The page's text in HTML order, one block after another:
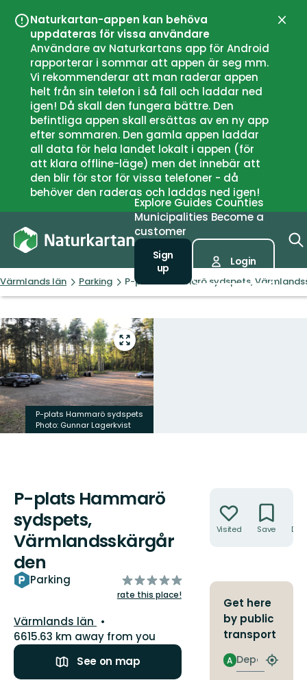
Naturkartan-appen kan behöva
uppdateras för vissa användare
Användare av Naturkartans app för Android
rapporterar i sommar att appen är seg mm.
Vi rekommenderar att man raderar appen
helt från sin telefon i så fall och laddar ned
igen! Då skall den fungera bättre. Den
befintliga appen skall ersättas av en ny app
efter sommaren. Den gamla appen laddar
all data för hela landet lokalt i appen (för
att klara offline-läge) men det innebär att
den blir för stor för vissa telefoner - då
behöver den raderas och laddas ned igen!
Close
Explore Guides Counties
Municipalities Become a
customer
Sign
up
Login
Värmlands län Parking P-plats Hammarö sydspets,
Enter
fullscreen
P-plats Hammarö sydspets
Photo: Gunnar Lagerkvist
P-plats Hammarö
sydspets,
Värmlandsskärgår
den
Parking
of
5
rate this place!
County:
Värmlands län
6615.63 km away from you
See on map
Visited Save
Get here
by public
transport
Departure
A
Find